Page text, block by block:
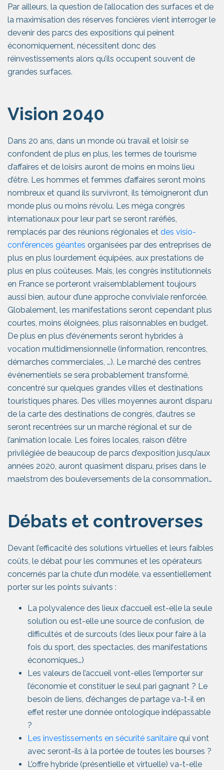
Par ailleurs, la question de l’allocation des surfaces et de
la maximisation des réserves foncières vient interroger le
devenir des parcs des expositions qui peinent
économiquement, nécessitent donc des
réinvestissements alors qu’ils occupent souvent de
grandes surfaces.
Vision 2040
Dans 20 ans, dans un monde où travail et loisir se
confondent de plus en plus, les termes de tourisme
d’affaires et de loisirs auront de moins en moins lieu
d’être. Les hommes et femmes d’affaires seront moins
nombreux et quand ils survivront, ils témoigneront d’un
monde plus ou moins révolu. Les méga congrès
internationaux pour leur part se seront raréfiés,
remplacés par des réunions régionales et des visio-
conférences géantes organisées par des entreprises de
plus en plus lourdement équipées, aux prestations de
plus en plus coûteuses. Mais, les congrès institutionnels
en France se porteront vraisemblablement toujours
aussi bien, autour d’une approche conviviale renforcée.
Globalement, les manifestations seront cependant plus
courtes, moins éloignées, plus raisonnables en budget.
De plus en plus d’événements seront hybrides à
vocation multidimensionnelle (information, rencontres,
démarches commerciales, …). Le marché des centres
événementiels se sera probablement transformé,
concentré sur quelques grandes villes et destinations
touristiques phares. Des villes moyennes auront disparu
de la carte des destinations de congrès, d’autres se
seront recentrées sur un marché régional et sur de
l’animation locale. Les foires locales, raison d’être
privilégiée de beaucoup de parcs d’exposition jusqu’aux
années 2020, auront quasiment disparu, prises dans le
maelstrom des bouleversements de la consommation…
Débats et controverses
Devant l’efficacité des solutions virtuelles et leurs faibles
coûts, le débat pour les communes et les opérateurs
concernés par la chute d’un modèle, va essentiellement
porter sur les points suivants :
La polyvalence des lieux d’accueil est-elle la seule
solution ou est-elle une source de confusion, de
difficultés et de surcouts (des lieux pour faire à la
fois du sport, des spectacles, des manifestations
économiques…)
Les valeurs de l’accueil vont-elles l’emporter sur
l’économie et constituer le seul pari gagnant ? Le
besoin de liens, d’échanges de partage va-t-il en
effet rester une donnée ontologique indépassable
?
Les investissements en sécurité sanitaire qui vont
avec seront-ils à la portée de toutes les bourses ?
L’offre hybride (présentielle et virtuelle) va-t-elle